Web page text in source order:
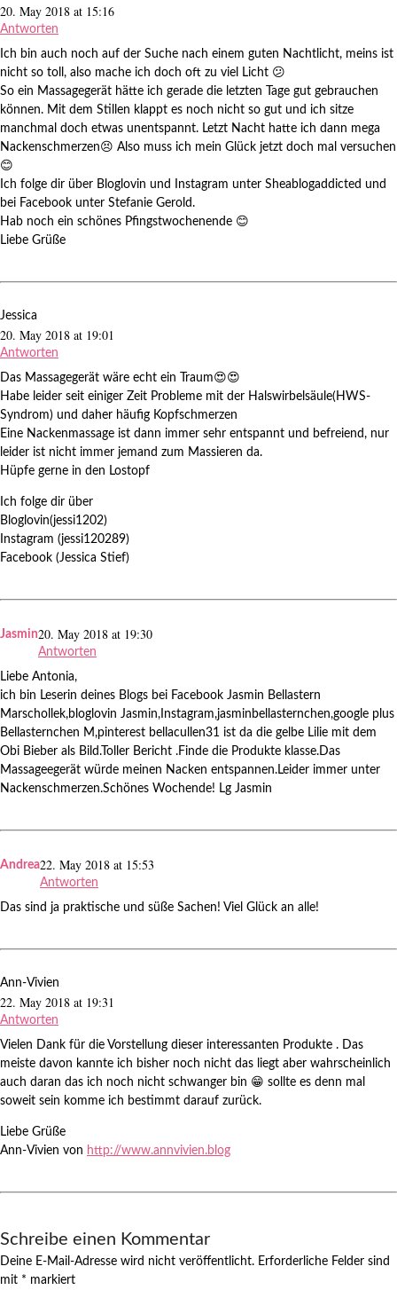
20. May 2018 at 15:16
Antworten
Ich bin auch noch auf der Suche nach einem guten Nachtlicht, meins ist
nicht so toll, also mache ich doch oft zu viel Licht 😕
So ein Massagegerät hätte ich gerade die letzten Tage gut gebrauchen
können. Mit dem Stillen klappt es noch nicht so gut und ich sitze
manchmal doch etwas unentspannt. Letzt Nacht hatte ich dann mega
Nackenschmerzen😣 Also muss ich mein Glück jetzt doch mal versuchen
😊
Ich folge dir über Bloglovin und Instagram unter Sheablogaddicted und
bei Facebook unter Stefanie Gerold.
Hab noch ein schönes Pfingstwochenende 😊
Liebe Grüße
Jessica
20. May 2018 at 19:01
Antworten
Das Massagegerät wäre echt ein Traum😍😍
Habe leider seit einiger Zeit Probleme mit der Halswirbelsäule(HWS-
Syndrom) und daher häufig Kopfschmerzen
Eine Nackenmassage ist dann immer sehr entspannt und befreiend, nur
leider ist nicht immer jemand zum Massieren da.
Hüpfe gerne in den Lostopf
Ich folge dir über
Bloglovin(jessi1202)
Instagram (jessi120289)
Facebook (Jessica Stief)
Jasmin20. May 2018 at 19:30
Antworten
Liebe Antonia,
ich bin Leserin deines Blogs bei Facebook Jasmin Bellastern
Marschollek,bloglovin Jasmin,Instagram,jasminbellasternchen,google plus
Bellasternchen M,pinterest bellacullen31 ist da die gelbe Lilie mit dem
Obi Bieber als Bild.Toller Bericht .Finde die Produkte klasse.Das
Massageegerät würde meinen Nacken entspannen.Leider immer unter
Nackenschmerzen.Schönes Wochende! Lg Jasmin
Andrea22. May 2018 at 15:53
Antworten
Das sind ja praktische und süße Sachen! Viel Glück an alle!
Ann-Vivien
22. May 2018 at 19:31
Antworten
Vielen Dank für die Vorstellung dieser interessanten Produkte . Das
meiste davon kannte ich bisher noch nicht das liegt aber wahrscheinlich
auch daran das ich noch nicht schwanger bin 😁 sollte es denn mal
soweit sein komme ich bestimmt darauf zurück.
Liebe Grüße
Ann-Vivien von http://www.annvivien.blog
Schreibe einen Kommentar
Deine E-Mail-Adresse wird nicht veröffentlicht. Erforderliche Felder sind
mit * markiert